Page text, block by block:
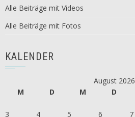
Alle Beiträge mit Videos
Alle Beiträge mit Fotos
KALENDER
August 2026
M
D M D
3
4 5 6 7